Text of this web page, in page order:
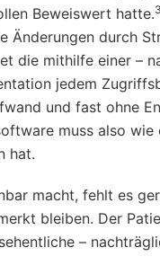
Beweiswert hatte.3
durch
die mithilfe einer –
jedem
und fast ohne
muss also wie
hat.
macht, fehlt es
bleiben. Der
–